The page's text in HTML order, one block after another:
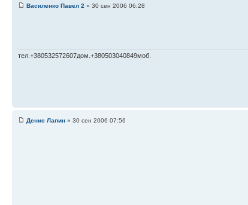
Василенко Павел 2 » 30 сен 2006 06:28
тел.+380532572607дом.+380503040849моб.
Денис Лапин » 30 сен 2006 07:56